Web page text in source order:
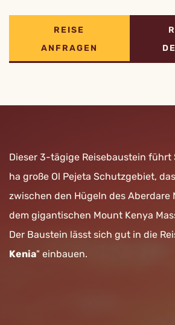
REISE
ANFRAGEN
Dieser 3-tägige Reisebaustein führt
ha große Ol Pejeta Schutzgebiet,
zwischen den Hügeln des Aberdare
dem gigantischen Mount Kenya
Der Baustein lässt sich gut in die
Kenia" einbauen.